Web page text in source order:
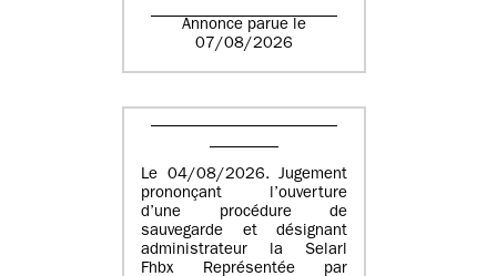
Annonce parue le
07/08/2026
Le 04/08/2026. Jugement
prononçant l’ouverture
d’une procédure de
sauvegarde et désignant
administrateur la Selarl
Fhbx Représentée par